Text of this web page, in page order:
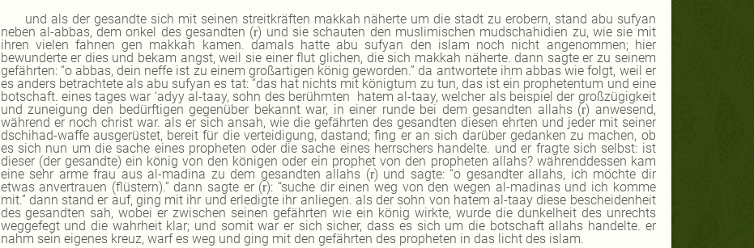
und als der gesandte sich mit seinen streitkräften makkah näherte um die stadt zu erobern, stand abu sufyan
neben al-abbas, dem onkel des gesandten (r) und sie schauten den muslimischen mudschahidien zu, wie sie mit
ihren vielen fahnen gen makkah kamen. damals hatte abu sufyan den islam noch nicht angenommen; hier
bewunderte er dies und bekam angst, weil sie einer flut glichen, die sich makkah näherte. dann sagte er zu seinem
gefährten: “o abbas, dein neffe ist zu einem großartigen könig geworden.” da antwortete ihm abbas wie folgt, weil er
es anders betrachtete als abu sufyan es tat: “das hat nichts mit königtum zu tun, das ist ein prophetentum und eine
botschaft. eines tages war ‘adyy al-taay, sohn des berühmten hatem al-taay, welcher als beispiel der großzügigkeit
und zuneigung den bedürftigen gegenüber bekannt war, in einer runde bei dem gesandten allahs (r) anwesend,
während er noch christ war. als er sich ansah, wie die gefährten des gesandten diesen ehrten und jeder mit seiner
dschihad-waffe ausgerüstet, bereit für die verteidigung, dastand; fing er an sich darüber gedanken zu machen, ob
es sich nun um die sache eines propheten oder die sache eines herrschers handelte. und er fragte sich selbst: ist
dieser (der gesandte) ein könig von den königen oder ein prophet von den propheten allahs? währenddessen kam
eine sehr arme frau aus al-madina zu dem gesandten allahs (r) und sagte: “o gesandter allahs, ich möchte dir
etwas anvertrauen (flüstern).” dann sagte er (r): “suche dir einen weg von den wegen al-madinas und ich komme
mit.” dann stand er auf, ging mit ihr und erledigte ihr anliegen. als der sohn von hatem al-taay diese bescheidenheit
des gesandten sah, wobei er zwischen seinen gefährten wie ein könig wirkte, wurde die dunkelheit des unrechts
weggefegt und die wahrheit klar; und somit war er sich sicher, dass es sich um die botschaft allahs handelte. er
nahm sein eigenes kreuz, warf es weg und ging mit den gefährten des propheten in das licht des islam.